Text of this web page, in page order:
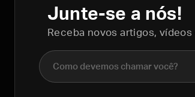
Junte-se a nós!
Receba novos artigos,
Nome completo